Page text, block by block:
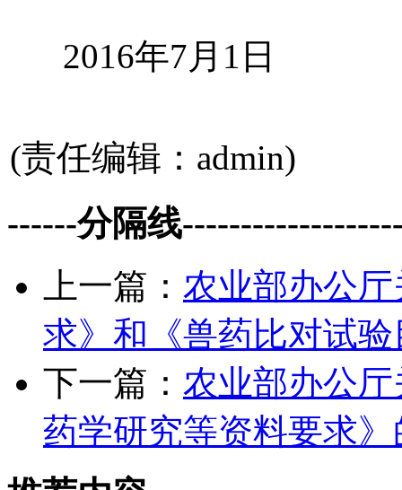
2016年7月1日
(责任编辑：admin)
------分隔线
上一篇： 农业部办公
求》和《兽药比对试
下一篇： 农业部办公
药学研究等资料要求